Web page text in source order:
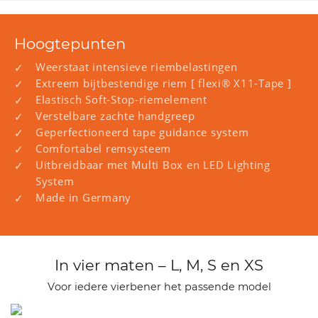
Hoogtepunten
Weerstaat intensieve riembelastingen
Extreem bijtbestendige riem [ flexi® X11-Tape ]
Elastisch Soft-Stop-riemelement
Verstelbare zachte handgreep
Geperfectioneerd tape guidance system
Comfortabel remsysteem
Uitbreidbaar met Multi Box en LED Lighting
System
Made in Germany
In vier maten – L, M, S en XS
Voor iedere vierbener het passende model